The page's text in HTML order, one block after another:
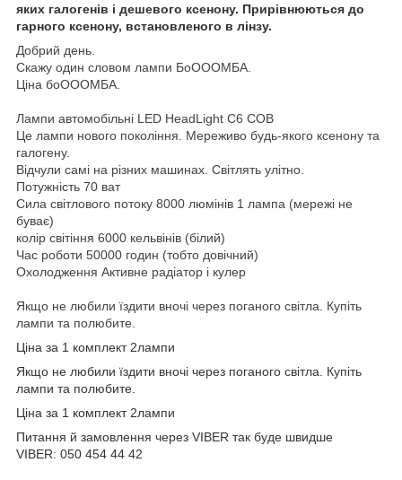
яких галогенів і дешевого ксенону. Прирівнюються до
гарного ксенону, встановленого в лінзу.
Добрий день.
Скажу один словом лампи БоОООМБА.
Ціна боОООМБА.
Лампи автомобільні LED HeadLight C6 COB
Це лампи нового покоління. Мереживо будь-якого ксенону та
галогену.
Відчули самі на різних машинах. Світлять улітно.
Потужність 70 ват
Сила світлового потоку 8000 люмінів 1 лампа (мережі не
буває)
колір світіння 6000 кельвінів (білий)
Час роботи 50000 годин (тобто довічний)
Охолодження Активне радіатор і кулер
Якщо не любили їздити вночі через поганого світла. Купіть
лампи та полюбите.
Ціна за 1 комплект 2лампи
Якщо не любили їздити вночі через поганого світла. Купіть
лампи та полюбите.
Ціна за 1 комплект 2лампи
Питання й замовлення через VIBER так буде швидше
VIBER: 050 454 44 42